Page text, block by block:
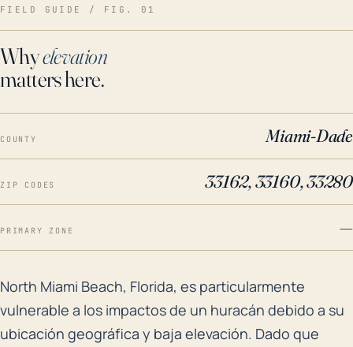
FIELD GUIDE / FIG. 01
Whyelevation
matters here.
COUNTY Miami-Dade
ZIP CODES 33162, 33160, 33280
PRIMARY ZONE —
North Miami Beach, Florida, es particularmente
North Miami Beach, Florida, es particularmente
vulnerable a los impactos de un huracán debido a su
ubicación geográfica y baja elevación. Dado que